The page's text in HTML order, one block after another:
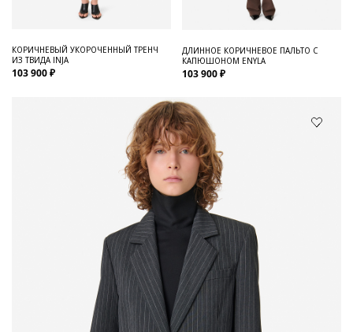
КОРИЧНЕВЫЙ УКОРОЧЕННЫЙ ТРЕНЧ
ИЗ ТВИДА INJA
103 900 ₽
ДЛИННОЕ КОРИЧНЕВОЕ ПАЛЬТО С
КАПЮШОНОМ ENYLA
103 900 ₽